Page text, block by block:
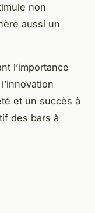
non
aussi un
l’importance
et un succès à
des bars à